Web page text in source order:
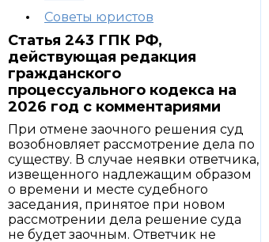
Советы юристов
Статья 243 ГПК РФ,
действующая редакция
гражданского
процессуального кодекса на
2026 год с комментариями
При отмене заочного решения суд
возобновляет рассмотрение дела по
существу. В случае неявки ответчика,
извещенного надлежащим образом
о времени и месте судебного
заседания, принятое при новом
рассмотрении дела решение суда
не будет заочным. Ответчик не